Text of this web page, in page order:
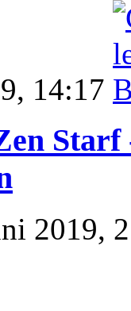
14:17
Starf
2019,